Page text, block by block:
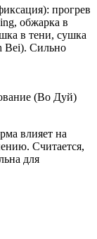
прогрев
обжарка в
в тени, сушка
Bei). Сильно
(Во Дуй)
влияет на
Считается,
для